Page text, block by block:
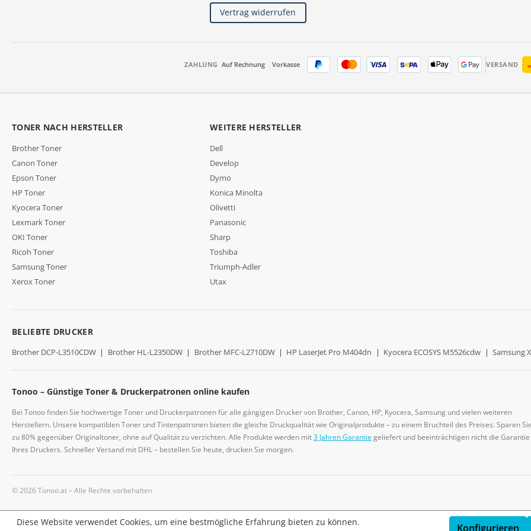
Vertrag widerrufen
ZAHLUNG Auf Rechnung Vorkasse VERSAND
TONER NACH HERSTELLER
Brother Toner
Canon Toner
Epson Toner
HP Toner
Kyocera Toner
Lexmark Toner
OKI Toner
Ricoh Toner
Samsung Toner
Xerox Toner
WEITERE HERSTELLER
Dell
Develop
Dymo
Konica Minolta
Olivetti
Panasonic
Sharp
Toshiba
Triumph-Adler
Utax
BELIEBTE DRUCKER
Brother DCP-L3510CDW | Brother HL-L2350DW | Brother MFC-L2710DW | HP LaserJet Pro M404dn | Kyocera ECOSYS M5526cdw | Samsung
Tonoo – Günstige Toner & Druckerpatronen online kaufen
Bei Tonoo finden Sie hochwertige Toner und Druckerpatronen für alle gängigen Drucker von Brother, Canon, HP, Kyocera, Samsung und vielen weiteren
Herstellern. Unsere kompatiblen Toner und Tintenpatronen bieten die gleiche Druckqualität wie Originalprodukte – zu einem Bruchteil des Preises. Sparen
zu 80% gegenüber Originaltoner, ohne auf Qualität zu verzichten. Alle Produkte werden mit3 Jahren Garantiegeliefert und beeinträchtigen nicht die Garantie
Ihres Druckers. Schneller Versand mit DHL – bestellen Sie heute, drucken Sie morgen.
© 2026 Tonoo.at – Alle Rechte vorbehalten
Diese Website verwendet Cookies, um eine bestmögliche Erfahrung bieten zu können.
Konfigurieren